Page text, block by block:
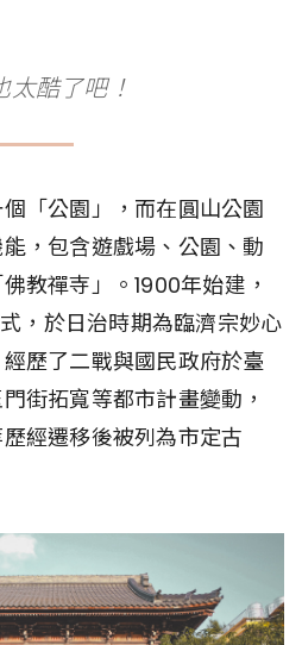
太酷了吧！
「公園」，而在圓山公園
，包含遊戲場、公園、動
教禪寺」。1900年始建，
，於日治時期為臨濟宗妙心
歷了二戰與國民政府於臺
街拓寬等都市計畫變動，
經遷移後被列為市定古